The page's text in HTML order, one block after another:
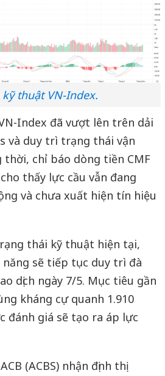
thuật VN-Index.
Index đã vượt lên trên dải
và duy trì trạng thái vận
chỉ báo dòng tiền CMF
thấy lực cầu vẫn đang
và chưa xuất hiện tín hiệu
thái kỹ thuật hiện tại,
sẽ tiếp tục duy trì đà
dịch ngày 7/5. Mục tiêu gần
kháng cự quanh 1.910
đánh giá sẽ tạo ra áp lực
(ACBS) nhận định thị